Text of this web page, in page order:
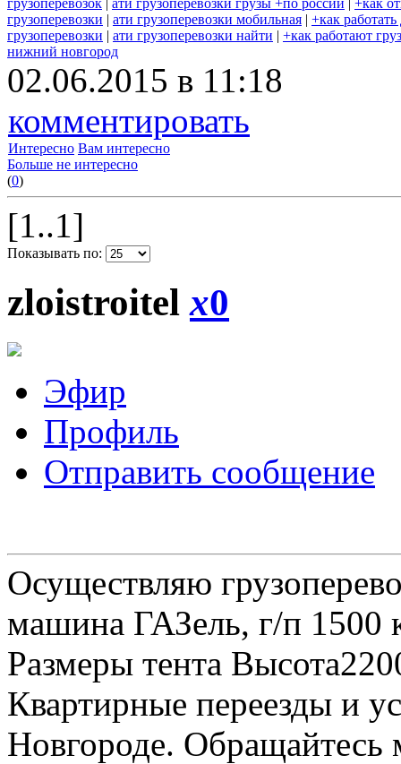
грузоперевозок ати грузоперевозки грузы +по россии
+как
грузоперевозки | ати грузоперевозки мобильная | +как
грузоперевозки | ати грузоперевозки найти | +как работают
нижний новгород
02.06.2015 в 11:18
комментировать
Интересно Вам интересно
Больше не интересно
(0)
[1..1]
Показывать по:
zloistroitelx0
Эфир
Профиль
Отправить сообщение
Осуществляю
машина ГАЗель, г/п 1500
Размеры тента
Квартирные переезды и
Новгороде.